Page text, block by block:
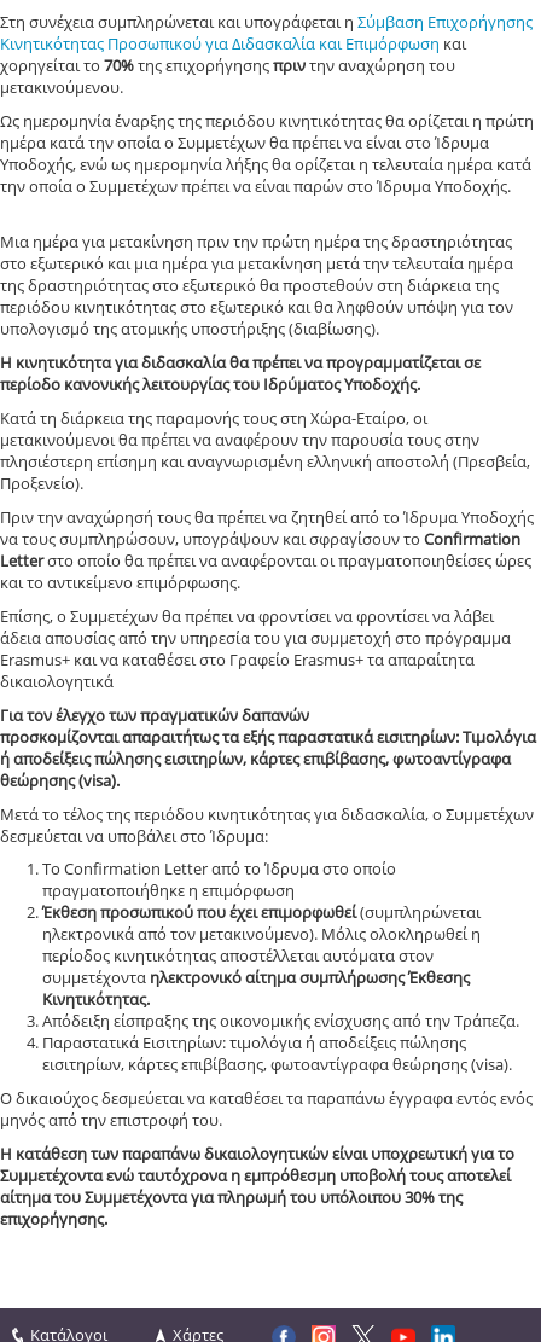
Στη συνέχεια συμπληρώνεται και υπογράφεται η Σύμβαση Επιχορήγησης
Κινητικότητας Προσωπικού για Διδασκαλία και Επιμόρφωση και
χορηγείται το 70%της επιχορήγησηςπριντην αναχώρηση του
μετακινούμενου.
Ως ημερομηνία έναρξης της περιόδου κινητικότητας θα ορίζεται η πρώτη
ημέρα κατά την οποία ο Συμμετέχων θα πρέπει να είναι στο Ίδρυμα
Υποδοχής, ενώ ως ημερομηνία λήξης θα ορίζεται η τελευταία ημέρα κατά
την οποία ο Συμμετέχων πρέπει να είναι παρών στο Ίδρυμα Υποδοχής.
Μια ημέρα για μετακίνηση πριν την πρώτη ημέρα της δραστηριότητας
στο εξωτερικό και μια ημέρα για μετακίνηση μετά την τελευταία ημέρα
της δραστηριότητας στο εξωτερικό θα προστεθούν στη διάρκεια της
περιόδου κινητικότητας στο εξωτερικό και θα ληφθούν υπόψη για τον
υπολογισμό της ατομικής υποστήριξης (διαβίωσης).
Η κινητικότητα για διδασκαλία θα πρέπει να προγραμματίζεται σε
περίοδο κανονικής λειτουργίας του Ιδρύματος Υποδοχής.
Κατά τη διάρκεια της παραμονής τους στη Χώρα-Εταίρο, οι
μετακινούμενοι θα πρέπει να αναφέρουν την παρουσία τους στην
πλησιέστερη επίσημη και αναγνωρισμένη ελληνική αποστολή (Πρεσβεία,
Προξενείο).
Πριν την αναχώρησή τους θα πρέπει να ζητηθεί από το Ίδρυμα Υποδοχής
να τους συμπληρώσουν, υπογράψουν και σφραγίσουν το Confirmation
Letterστο οποίο θα πρέπει να αναφέρονται οι πραγματοποιηθείσες ώρες
και το αντικείμενο επιμόρφωσης.
Επίσης, ο Συμμετέχων θα πρέπει να φροντίσει να φροντίσει να λάβει
άδεια απουσίας από την υπηρεσία του για συμμετοχή στο πρόγραμμα
Erasmus+ και να καταθέσει στο Γραφείο Erasmus+ τα απαραίτητα
δικαιολογητικά
Για τον έλεγχο των πραγματικών δαπανών
προσκομίζονται απαραιτήτως τα εξής παραστατικά εισιτηρίων:Τιμολόγια
ή αποδείξεις πώλησης εισιτηρίων, κάρτες επιβίβασης, φωτοαντίγραφα
θεώρησης (visa).
Μετά το τέλος της περιόδου κινητικότητας για διδασκαλία, ο Συμμετέχων
δεσμεύεται να υποβάλει στο Ίδρυμα:
Το Confirmation Letter από το Ίδρυμα στο οποίο
πραγματοποιήθηκε η επιμόρφωση
Έκθεση προσωπικού που έχει επιμορφωθεί(συμπληρώνεται
ηλεκτρονικά από τον μετακινούμενο). Μόλις ολοκληρωθεί η
περίοδος κινητικότητας αποστέλλεται αυτόματα στον
συμμετέχοντα ηλεκτρονικό αίτημα συμπλήρωσης Έκθεσης
Κινητικότητας.
Απόδειξη είσπραξης της οικονομικής ενίσχυσης από την Τράπεζα.
Παραστατικά Εισιτηρίων: τιμολόγια ή αποδείξεις πώλησης
εισιτηρίων, κάρτες επιβίβασης, φωτοαντίγραφα θεώρησης (visa).
Ο δικαιούχος δεσμεύεται να καταθέσει τα παραπάνω έγγραφα εντός ενός
μηνός από την επιστροφή του.
Η κατάθεση των παραπάνω δικαιολογητικών είναι υποχρεωτική για το
Συμμετέχοντα ενώ ταυτόχρονα η εμπρόθεσμη υποβολή τους αποτελεί
αίτημα του Συμμετέχοντα για πληρωμή του υπόλοιπου 30% της
επιχορήγησης.
Κατάλογοι Χάρτες